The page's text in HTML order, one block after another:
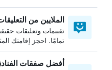
الملايين من
تقييمات وتعليقات
تمامًا. احجز إقامتك
أفضل صفقات